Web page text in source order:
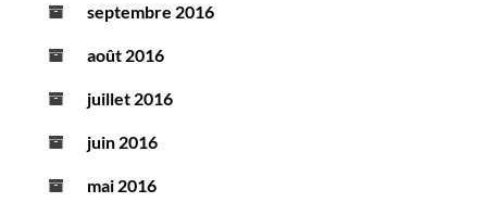
septembre 2016
août 2016
juillet 2016
juin 2016
mai 2016